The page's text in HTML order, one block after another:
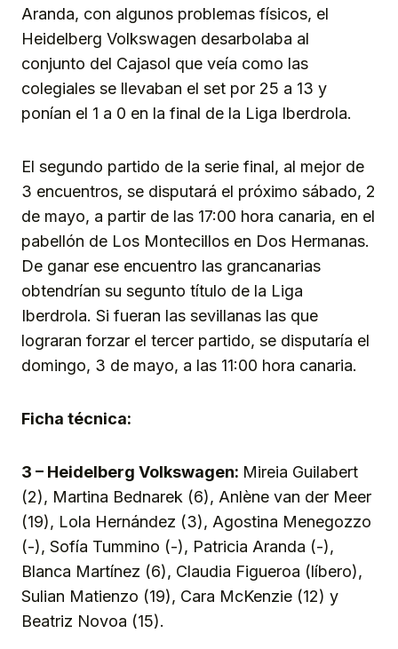
Aranda, con algunos problemas físicos, el
Heidelberg Volkswagen desarbolaba al
conjunto del Cajasol que veía como las
colegiales se llevaban el set por 25 a 13 y
ponían el 1 a 0 en la final de la Liga Iberdrola.
El segundo partido de la serie final, al mejor de
3 encuentros, se disputará el próximo sábado, 2
de mayo, a partir de las 17:00 hora canaria, en el
pabellón de Los Montecillos en Dos Hermanas.
De ganar ese encuentro las grancanarias
obtendrían su segunto título de la Liga
Iberdrola. Si fueran las sevillanas las que
lograran forzar el tercer partido, se disputaría el
domingo, 3 de mayo, a las 11:00 hora canaria.
Ficha técnica:
3 – Heidelberg Volkswagen: Mireia Guilabert
(2), Martina Bednarek (6), Anlène van der Meer
(19), Lola Hernández (3), Agostina Menegozzo
(-), Sofía Tummino (-), Patricia Aranda (-),
Blanca Martínez (6), Claudia Figueroa (líbero),
Sulian Matienzo (19), Cara McKenzie (12) y
Beatriz Novoa (15).